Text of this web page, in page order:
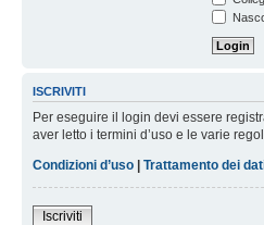
ISCRIVITI
Per eseguire il login devi essere
aver letto i termini d’uso e le varie
Condizioni d’uso | Trattamento dei
Iscriviti